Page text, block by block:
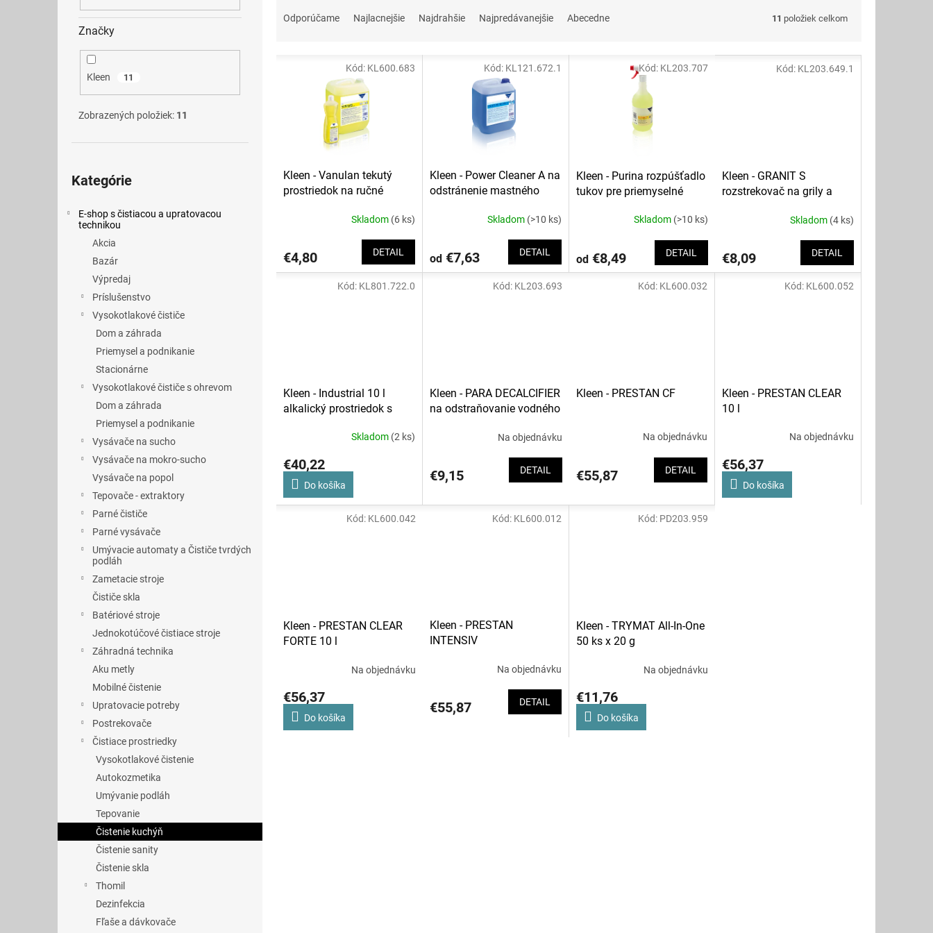
Značky
Kleen 11
Zobrazených položiek: 11
kategórie
Kategórie
E-shop s čistiacou a upratovacou
technikou
Akcia
Bazár
Výpredaj
Príslušenstvo
Vysokotlakové čističe
Dom a záhrada
Priemysel a podnikanie
Stacionárne
Vysokotlakové čističe s ohrevom
Dom a záhrada
Priemysel a podnikanie
Vysávače na sucho
Vysávače na mokro-sucho
Vysávače na popol
Tepovače - extraktory
Parné čističe
Parné vysávače
Umývacie automaty a Čističe tvrdých
podláh
Zametacie stroje
Čističe skla
Batériové stroje
Jednokotúčové čistiace stroje
Záhradná technika
Aku metly
Mobilné čistenie
Upratovacie potreby
Postrekovače
Čistiace prostriedky
Vysokotlakové čistenie
Autokozmetika
Umývanie podláh
Tepovanie
Čistenie kuchýň
Čistenie sanity
Čistenie skla
Thomil
Dezinfekcia
Fľaše a dávkovače
Odporúčame Najlacnejšie Najdrahšie Najpredávanejšie Abecedne 11 položiek celkom
Kleen - Vanulan tekutý
prostriedok na ručné
Skladom (6 ks)
€4,80 DETAIL
Kód: KL600.683
Kleen - Power Cleaner A na
odstránenie mastného
prostredí bazénov a
Skladom (>10 ks)
od€7,63 DETAIL
Kód: KL121.672.1
Kleen - Purina rozpúšťadlo
tukov pre priemyselné
Skladom (>10 ks)
od€8,49 DETAIL
Kód: KL203.707
Kleen - GRANIT S
rozstrekovač na grily a
Skladom (4 ks)
€8,09 DETAIL
Kód: KL203.649.1
Kleen - Industrial 10 l
alkalický prostriedok s
Skladom (2 ks)
€40,22
Do košíka
Kód: KL801.722.0
Kleen - PARA DECALCIFIER
na odstraňovanie vodného
Na objednávku
€9,15 DETAIL
Kód: KL203.693
Kleen - PRESTAN CF
Na objednávku
€55,87 DETAIL
Kód: KL600.032
Kleen - PRESTAN CLEAR
10 l
Na objednávku
€56,37
Do košíka
Kód: KL600.052
Kleen - PRESTAN CLEAR
FORTE 10 l
Na objednávku
€56,37
Do košíka
Kód: KL600.042
Kleen - PRESTAN
INTENSIV
Na objednávku
€55,87 DETAIL
Kód: KL600.012
Kleen - TRYMAT All-In-One
50 ks x 20 g
Na objednávku
€11,76
Do košíka
Kód: PD203.959